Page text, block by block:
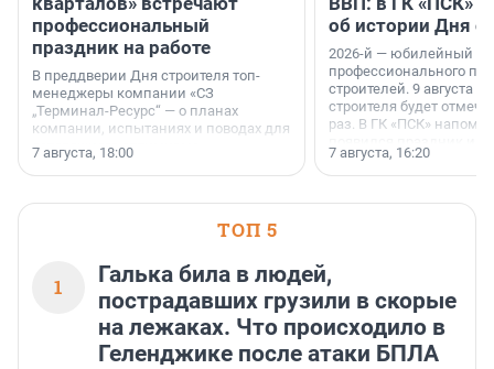
профессиональный
праздник на работе
В преддверии Дня строителя топ-
менеджеры компании «СЗ
„Терминал-Ресурс“ — о планах
компании, испытаниях и поводах для
осторожного оптимизма.
7 августа, 18:00
об истории Дня
2026-й — юбилейный
профессионального
строителей. 9 августа
строителя будет
раз. В ГК «ПСК»
поменялась роль
7 августа, 16:20
ТОП 5
1
Галька била в людей,
пострадавших грузили в скорые
на лежаках. Что происходило в
Геленджике после атаки БПЛА